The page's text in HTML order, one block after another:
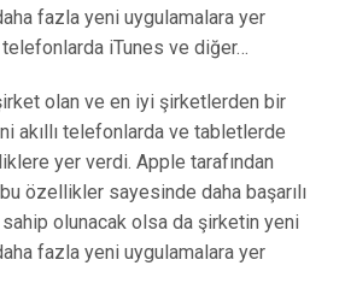
fazla yeni uygulamalara yer
telefonlarda iTunes ve diğer…
olan ve en iyi şirketlerden bir
akıllı telefonlarda ve tabletlerde
yer verdi. Apple tarafından
özellikler sayesinde daha başarılı
sahip olunacak olsa da şirketin yeni
fazla yeni uygulamalara yer